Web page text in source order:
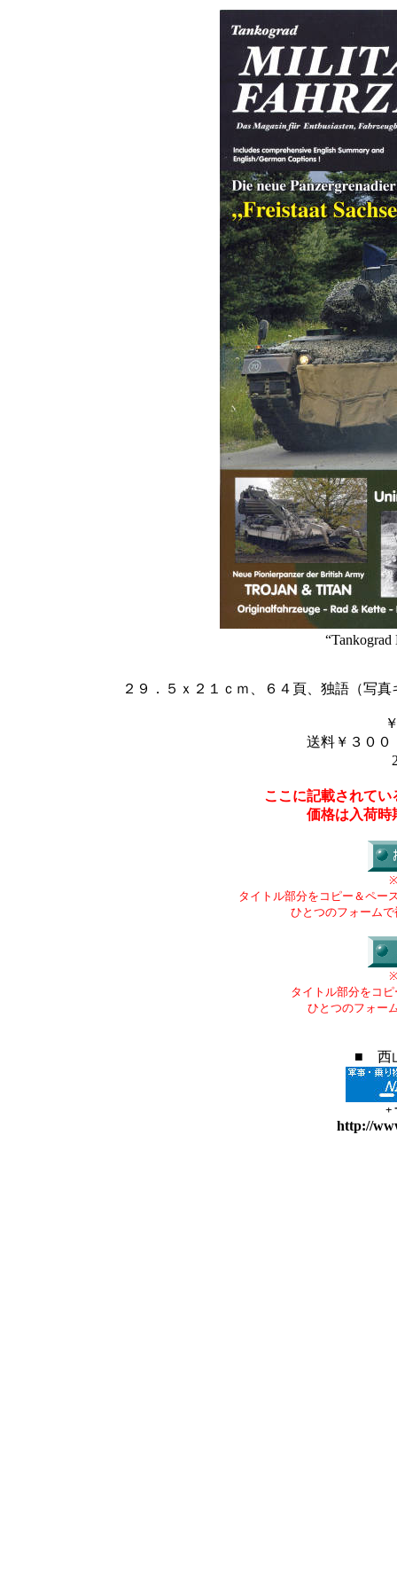
“Tankograd
２９．５ｘ２１ｃｍ、６４頁、独語（写
送料￥３００
ここに記載されて
価格は入荷時
タイトル部分をコピー＆ペー
ひとつのフォーム
タイトル部分をコ
ひとつのフォー
■ 西
+
http://